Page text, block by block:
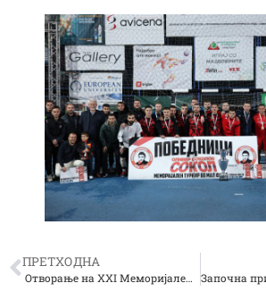
ПРЕТХОДНА
Отворање на XXI Меморијален турнир „Оливер Соколов – Сокол“!